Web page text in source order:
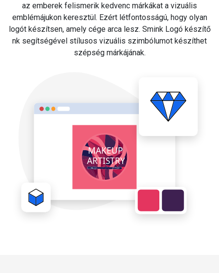
az emberek felismerik kedvenc márkákat a vizuális
emblémájukon keresztül. Ezért létfontosságú, hogy olyan
logót készítsen, amely cége arca lesz. Smink Logó készítő
nk segítségével stílusos vizuális szimbólumot készíthet
szépség márkájának.